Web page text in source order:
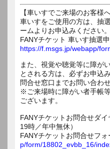
【車いすでご来場のお客様へ
車いすをご使用の方は、抽
ームよりお申込みください。
FANYチケット 車いす抽選
https://f.msgs.jp/webapp/
また、視覚や聴覚等に障が
とされる方は、必ずお申込
問合せ窓口までお問い合わ
※ご来場時に障がい者手帳
ございます。
FANYチケットお問合せダ
19時／年中無休）
FANYチケットお問合せフ
p/form/18802_evbb_16/